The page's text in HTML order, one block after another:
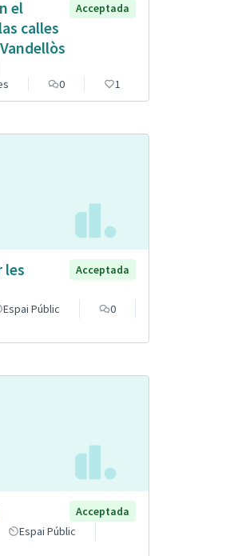
el
calles
Acceptada
0 1
les
Acceptada
Espai Públic
0
Acceptada
Espai Públic